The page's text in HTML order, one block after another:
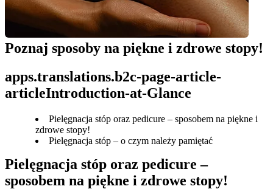
Poznaj sposoby na piękne i zdrowe stopy!
apps.translations.b2c-page-article-
articleIntroduction-at-Glance
Pielęgnacja stóp oraz pedicure – sposobem na piękne i
zdrowe stopy!
Pielęgnacja stóp – o czym należy pamiętać
Pielęgnacja stóp oraz pedicure –
sposobem na piękne i zdrowe stopy!